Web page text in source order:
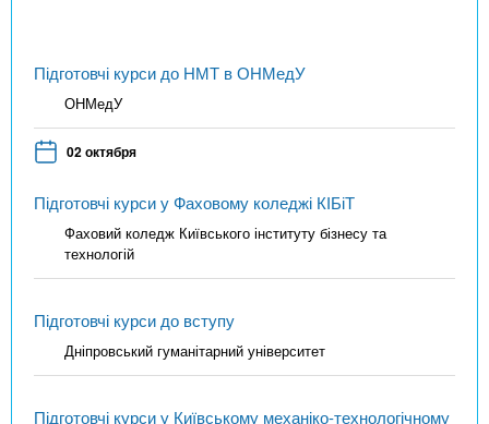
Підготовчі курси до НМТ в ОНМедУ
ОНМедУ
02 октября
Підготовчі курси у Фаховому коледжі КІБіТ
Фаховий коледж Київського інституту бізнесу та
технологій
Підготовчі курси до вступу
Дніпровський гуманітарний університет
Підготовчі курси у Київському механіко-технологічному